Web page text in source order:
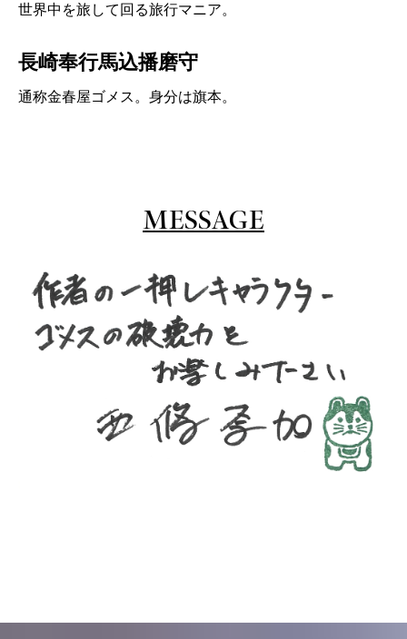
世界中を旅して回る旅行マニア。
長崎奉行馬込播磨守
通称金春屋ゴメス。身分は旗本。
MESSAGE